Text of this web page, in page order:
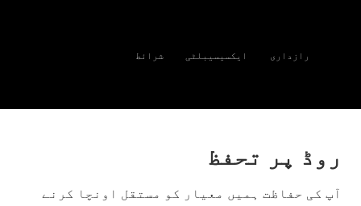
رازداری ایکسیسیبلٹی شرائط
روڈ پر تحفظ
آپ کی حفاظت ہمیں معیار کو مستقل اونچا کرنے